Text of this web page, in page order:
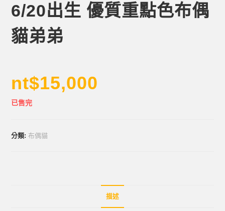
6/20出生 優質重點色布偶
貓弟弟
nt$15,000
已售完
分類:布偶貓
描述